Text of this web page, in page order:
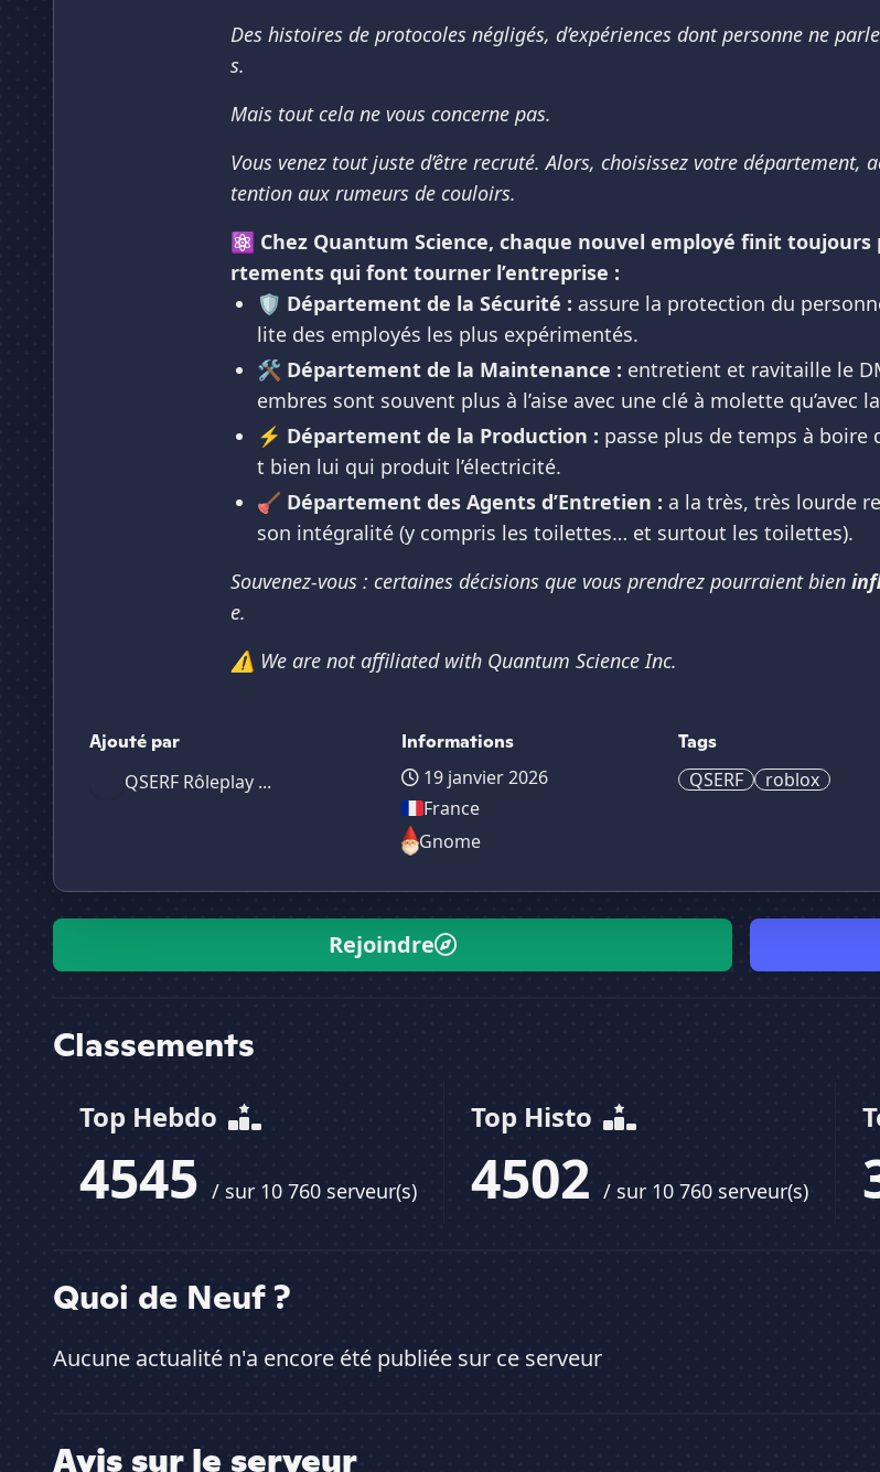
Des histoires de protocoles négligés, d’expériences dont personne ne
s.
Mais tout cela ne vous concerne pas.
Vous venez tout juste d’être recruté. Alors, choisissez votre
tention aux rumeurs de couloirs.
⚛️ Chez Quantum Science, chaque nouvel employé finit toujours
rtements qui font tourner l’entreprise :
🛡️ Département de la Sécurité : assure la protection du
lite des employés les plus expérimentés.
🛠️ Département de la Maintenance : entretient et ravitaille le
embres sont souvent plus à l’aise avec une clé à molette qu’avec
⚡ Département de la Production : passe plus de temps à boire
t bien lui qui produit l’électricité.
🪠 Département des Agents d’Entretien : a la très, très lourde
son intégralité (y compris les toilettes… et surtout les toilettes).
Souvenez-vous : certaines décisions que vous prendrez pourraient bien
e.
⚠️ We are not affiliated with Quantum Science Inc.
Ajouté par
QSERF Rôleplay ...
Informations
19 janvier 2026
France
Gnome
Tags
QSERF roblox
Rejoindre
Classements
Top Hebdo
4545 / sur 10 760 serveur(s)
Top Histo
4502 / sur 10 760 serveur(s)
Quoi de Neuf ?
Aucune actualité n'a encore été publiée sur ce serveur
Avis sur le serveur